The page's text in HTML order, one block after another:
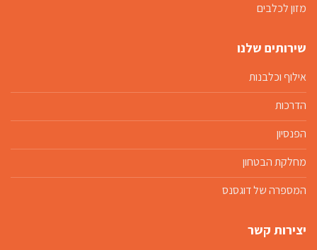
מזון לכלבים
שירותים שלנו
אילוף וכלבנות
הדרכות
הפנסיון
מחלקת הבטחון
המספרה של דוגסנס
יצירות קשר